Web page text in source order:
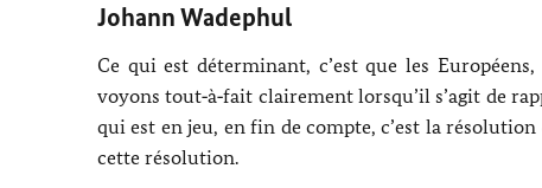
Johann Wadephul
Ce qui est déterminant, c’est que les
voyons tout‑à‑fait clairement lorsqu’il s’agit de
qui est en jeu, en fin de compte, c’est la
cette résolution.